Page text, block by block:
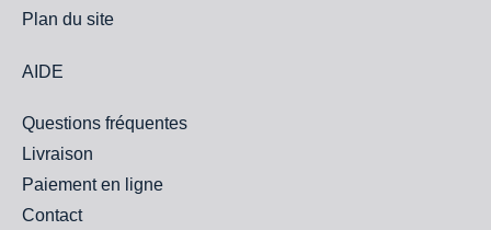
Plan du site
AIDE
Questions fréquentes
Livraison
Paiement en ligne
Contact